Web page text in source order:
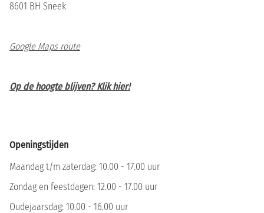
8601 BH Sneek
Google Maps route
Op de hoogte blijven? Klik hier!
Openingstijden
Maandag t/m zaterdag: 10.00 - 17.00 uur
Zondag en feestdagen: 12.00 - 17.00 uur
Oudejaarsdag: 10.00 - 16.00 uur